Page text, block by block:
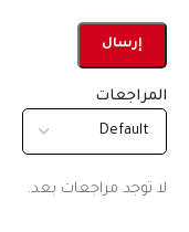
المراجعات
لا توجد مراجعات بعد.